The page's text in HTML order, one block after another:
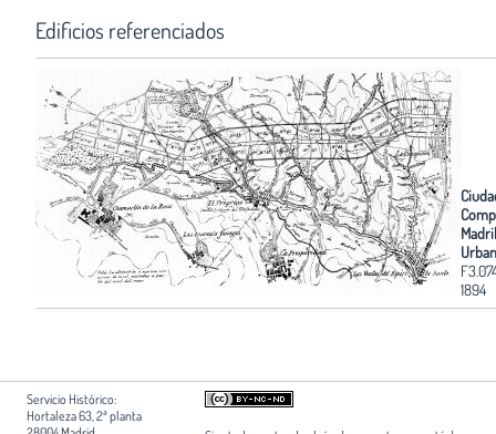
Edificios referenciados
1894
Servicio Histórico:
Hortaleza 63, 2ª planta